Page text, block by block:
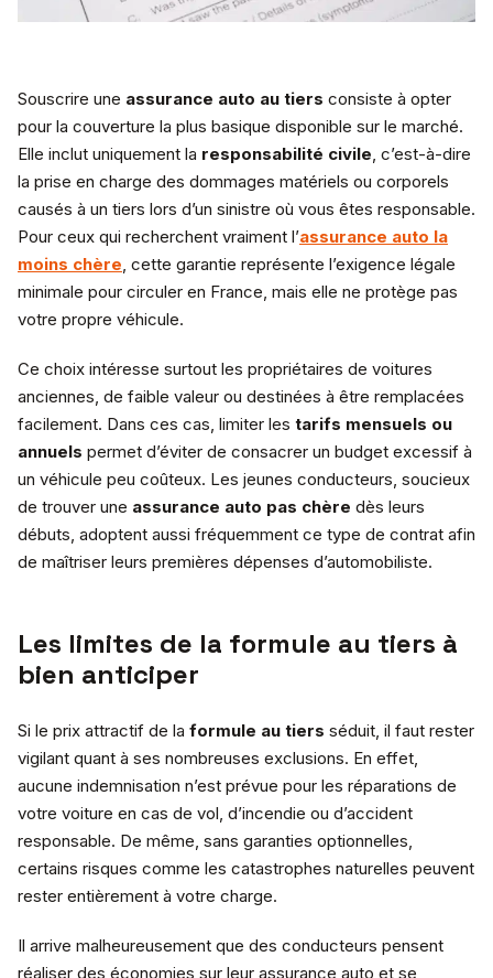
Souscrire une assurance auto au tiers consiste à opter
pour la couverture la plus basique disponible sur le marché.
Elle inclut uniquement la responsabilité civile , c’est-à-dire
la prise en charge des dommages matériels ou corporels
causés à un tiers lors d’un sinistre où vous êtes responsable.
Pour ceux qui recherchent vraiment l’assurance auto la
moins chère , cette garantie représente l’exigence légale
minimale pour circuler en France, mais elle ne protège pas
votre propre véhicule.
Ce choix intéresse surtout les propriétaires de voitures
anciennes, de faible valeur ou destinées à être remplacées
facilement. Dans ces cas, limiter les tarifs mensuels ou
annuels permet d’éviter de consacrer un budget excessif à
un véhicule peu coûteux. Les jeunes conducteurs, soucieux
de trouver une assurance auto pas chère dès leurs
débuts, adoptent aussi fréquemment ce type de contrat afin
de maîtriser leurs premières dépenses d’automobiliste.
Les limites de la formule au tiers à
bien anticiper
Si le prix attractif de la formule au tiers séduit, il faut rester
vigilant quant à ses nombreuses exclusions. En effet,
aucune indemnisation n’est prévue pour les réparations de
votre voiture en cas de vol, d’incendie ou d’accident
responsable. De même, sans garanties optionnelles,
certains risques comme les catastrophes naturelles peuvent
rester entièrement à votre charge.
Il arrive malheureusement que des conducteurs pensent
réaliser des économies sur leur assurance auto et se